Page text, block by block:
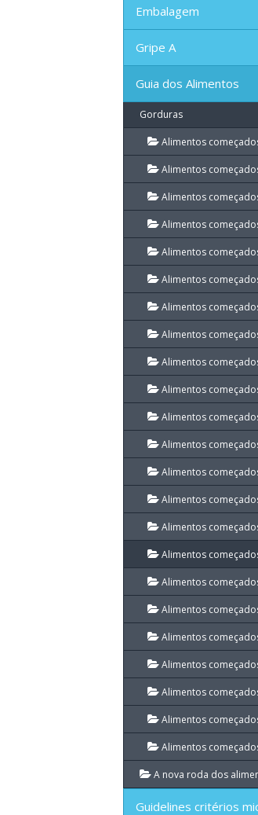
Embalagem
Gripe A
Guia dos Alimentos
Gorduras
Alimentos
Alimentos
Alimentos
Alimentos
Alimentos
Alimentos
Alimentos
Alimentos
Alimentos
Alimentos
Alimentos
Alimentos
Alimentos
Alimentos
Alimentos
Alimentos
Alimentos
Alimentos
Alimentos
Alimentos
Alimentos
Alimentos
Alimentos
A nova roda dos
Guidelines critérios